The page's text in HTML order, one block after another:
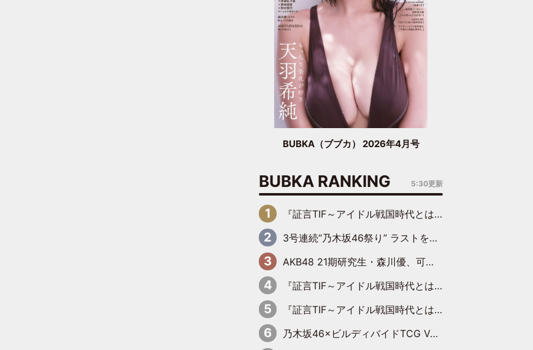
BUBKA（ブブカ） 2026年4月号
BUBKA RANKING 5:30更新
『証言TIF～アイドル戦国時代とはなんだったのか～』第6回：でんぱ組.inc・古川未鈴×相沢梨紗「『ハロプロやりたかったな』って言ったら、夢眠ねむさんに『てめえはでんぱ組．incなんだよ！』って肩パンされて(笑)」
3号連続“乃木坂46祭り” ラストを飾るのは賀喜遥香…5年ぶりの登場に「5年分大人になった私を見ていただけたら」
AKB48 21期研究生・森川優、可愛さもある大人の女性に
『証言TIF～アイドル戦国時代とはなんだったのか～』第11回：私立恵比寿中学・真山りか×安本彩花「TIFで10年ぶりのキョンシーメイクをしたら、場を完全に引かせてしまって。時代が変わったんだなって」
『証言TIF～アイドル戦国時代とはなんだったのか～』第10回：さくら学院・武藤彩未×飯田らうら「正直、中3で辞めるというのを信じてなくて。そう言われてはいたけど、嘘でしょって」
乃木坂46×ビルディバイドTCG Vol.2公開 賀喜遥香＆田村真佑が『京まふ』ステージに登壇